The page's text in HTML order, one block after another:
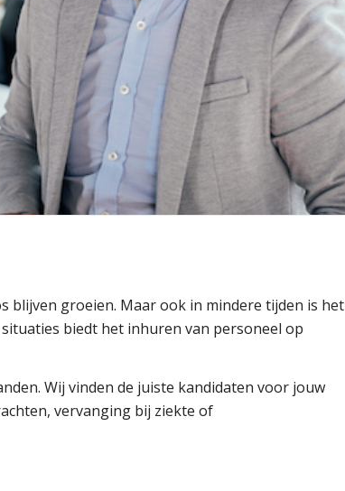
blijven groeien. Maar ook in mindere tijden is het
biedt het inhuren van personeel op
Wij vinden de juiste kandidaten voor jouw
vervanging bij ziekte of